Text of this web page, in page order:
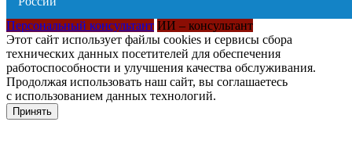
Персональный консультант ИИ – консультант
Этот сайт использует файлы cookies и сервисы сбора
технических данных посетителей для обеспечения
работоспособности и улучшения качества обслуживания.
Продолжая использовать наш сайт, вы соглашаетесь
с использованием данных технологий.
Принять